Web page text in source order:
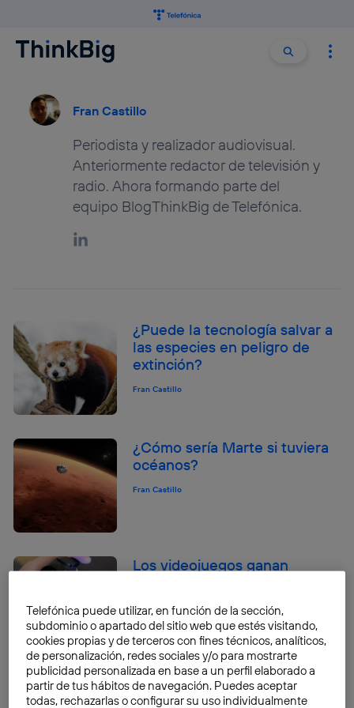
Buscar
Fran Castillo
Periodista y realizador audiovisual.
Anteriormente redactor de televisión y
radio. Ahora formando parte del
equipo BlogThinkBig de Telefónica.
¿Puede la tecnología salvar a
las especies en peligro de
extinción?
Fran Castillo
¿Cómo sería Marte si tuviera
océanos?
Fran Castillo
Los videojuegos ganan
Fran Castillo
¿Cómo es la estrella más
rápida de la Vía Láctea?
Telefónica puede utilizar, en función de la sección,
subdominio o apartado del sitio web que estés visitando,
cookies propias y de terceros con fines técnicos, analíticos,
de personalización, redes sociales y/o para mostrarte
publicidad personalizada en base a un perfil elaborado a
partir de tus hábitos de navegación. Puedes aceptar
todas, rechazarlas o configurar su uso individualmente